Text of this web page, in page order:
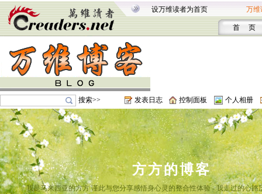
设万维读者为首页 万维
首 页
搜索>> 发表日志 控制面板 个人相册
方方的博客
我是马来西亚的方方 谨此与您分享感悟身心灵的整合性体验 - 我走过的心路